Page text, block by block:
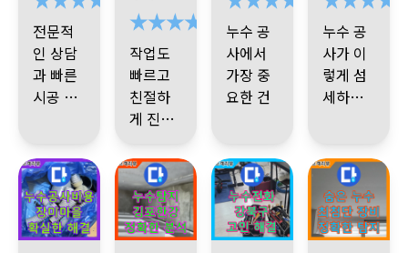
전문적
인 상담
과 빠른
시공 덕
줄었어
요
보험 처
리까지
작업도
빠르고
친절하
게 진행
서 매우
만족합
니다.
였습니
다.
무엇이
든 다 해
누수 공
사에서
가장 중
요한 건
체’ 선택
입니다
참 잘 선
택한 업
누수 공
사가 이
렇게 섬
세하고
인지 몰
랐네요
사 님 감
사합니
다